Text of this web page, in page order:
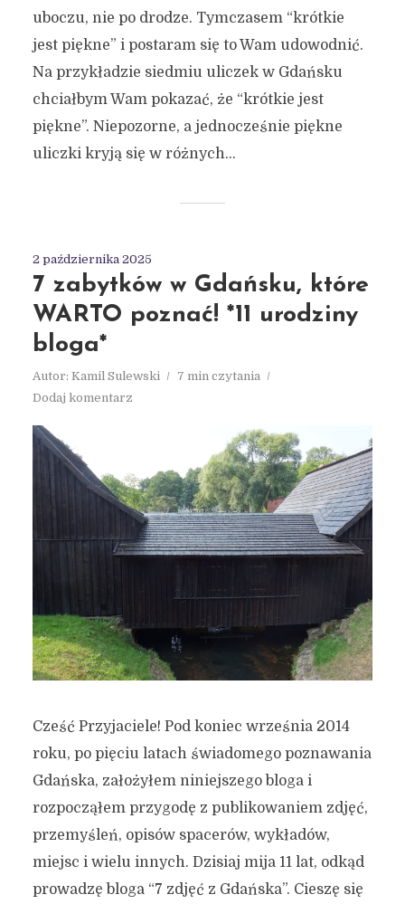
uboczu, nie po drodze. Tymczasem “krótkie
jest piękne” i postaram się to Wam udowodnić.
Na przykładzie siedmiu uliczek w Gdańsku
chciałbym Wam pokazać, że “krótkie jest
piękne”. Niepozorne, a jednocześnie piękne
uliczki kryją się w różnych...
2 października 2025
7 zabytków w Gdańsku, które
WARTO poznać! *11 urodziny
bloga*
Autor: Kamil Sulewski
7 min czytania
Dodaj komentarz
Cześć Przyjaciele! Pod koniec września 2014
roku, po pięciu latach świadomego poznawania
Gdańska, założyłem niniejszego bloga i
rozpocząłem przygodę z publikowaniem zdjęć,
przemyśleń, opisów spacerów, wykładów,
miejsc i wielu innych. Dzisiaj mija 11 lat, odkąd
prowadzę bloga “7 zdjęć z Gdańska”. Cieszę się